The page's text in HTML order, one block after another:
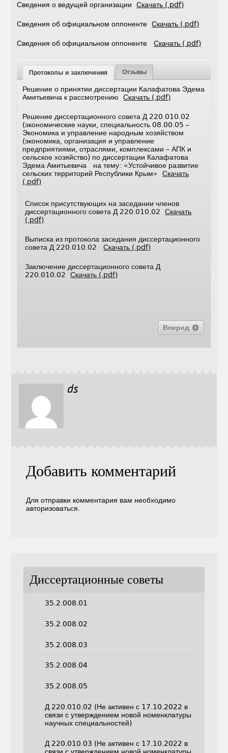
Сведения о ведущей организацииСкачать (.pdf)
Сведения об официальном оппонентеСкачать (.pdf)
Сведения об официальном оппонентеСкачать (.pdf)
Протоколы и заключения Отзывы
Решение о принятии диссертации Калафатова Эдема
Амитьевича к рассмотрениюСкачать (.pdf)
Решение диссертационного совета Д 220.010.02
(экономические науки, специальность 08.00.05 –
Экономика и управление народным хозяйством
(экономика, организация и управление
предприятиями, отраслями, комплексами – АПК и
сельское хозяйство) по диссертации Калафатова
Эдема Амитьевича на тему: «Устойчивое развитие
сельских территорий Республики Крым»Скачать
(.pdf)
Список присутствующих на заседании членов
диссертационного совета Д 220.010.02Скачать
(.pdf)
Выписка из протокола заседания диссертационного
совета Д 220.010.02Скачать (.pdf)
Заключение диссертационного совета Д
220.010.02Скачать (.pdf)
Вперед
ds
Добавить комментарий
Для отправки комментария вам необходимо
авторизоваться
Диссертационные советы
35.2.008.01
35.2.008.02
35.2.008.03
35.2.008.04
35.2.008.05
Д 220.010.02 (Не активен с 17.10.2022 в
связи с утверждением новой номенклатуры
научных специальностей)
Д 220.010.03 (Не активен с 17.10.2022 в